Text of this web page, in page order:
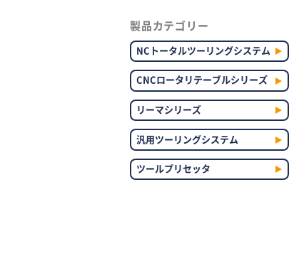
製品カテゴリー
NCトータルツーリングシステム
CNCロータリテーブルシリーズ
リーマシリーズ
汎用ツーリングシステム
ツールプリセッタ